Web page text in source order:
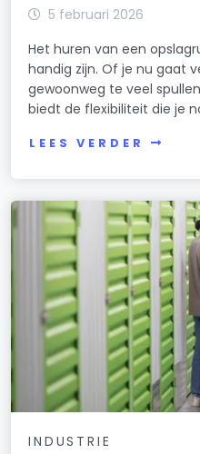
5 februari 2026
Het huren van een
handig zijn. Of je nu gaat
gewoonweg te veel
biedt de flexibiliteit die je
LEES VERDER
INDUSTRIE